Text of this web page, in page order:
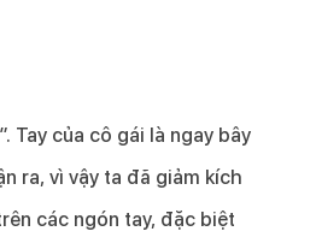
Tay của cô gái là ngay bây
ra, vì vậy ta đã giảm kích
các ngón tay, đặc biệt